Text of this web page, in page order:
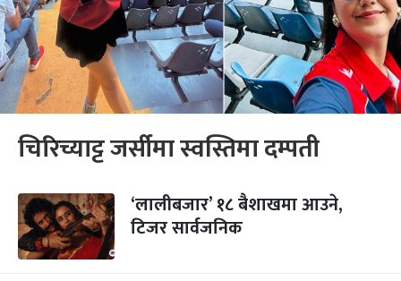
चिरिच्याट्ट जर्सीमा स्वस्तिमा दम्पती
‘लालीबजार’ १८ बैशाखमा आउने,
टिजर सार्वजनिक